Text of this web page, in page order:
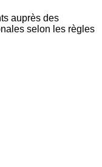
auprès des
selon les règles